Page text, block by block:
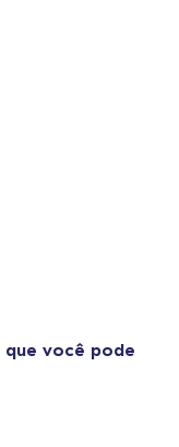
que você pode